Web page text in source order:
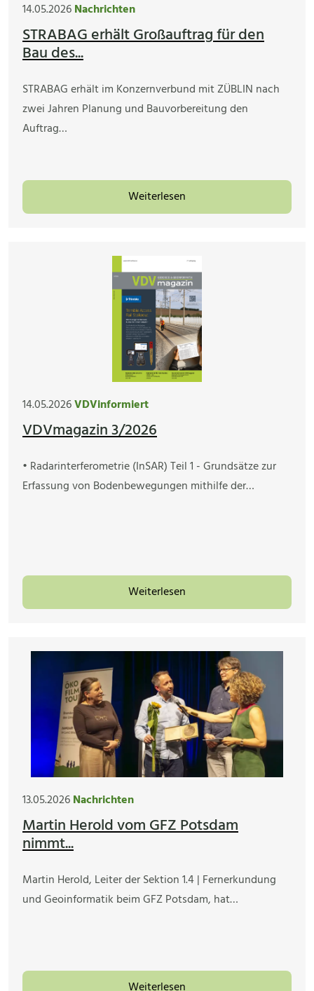
14.05.2026Nachrichten
STRABAG erhält Großauftrag für den
Bau des...
STRABAG erhält im Konzernverbund mit ZÜBLIN nach
zwei Jahren Planung und Bauvorbereitung den
Auftrag…
Weiterlesen
14.05.2026VDVinformiert
VDVmagazin 3/2026
• Radarinterferometrie (InSAR) Teil 1 - Grundsätze zur
Erfassung von Bodenbewegungen mithilfe der…
Weiterlesen
13.05.2026Nachrichten
Martin Herold vom GFZ Potsdam
nimmt...
Martin Herold, Leiter der Sektion 1.4 | Fernerkundung
und Geoinformatik beim GFZ Potsdam, hat…